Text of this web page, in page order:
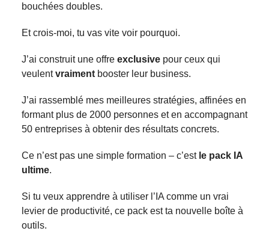
bouchées doubles.
Et crois-moi, tu vas vite voir pourquoi.
J’ai construit une offre exclusive pour ceux qui
veulentvraiment booster leur business.
J’ai rassemblé mes meilleures stratégies, affinées en
formant plus de 2000 personnes et en accompagnant
50 entreprises à obtenir des résultats concrets.
Ce n’est pas une simple formation – c’est le pack IA
ultime.
Si tu veux apprendre à utiliser l’IA comme un vrai
levier de productivité, ce pack est ta nouvelle boîte à
outils.